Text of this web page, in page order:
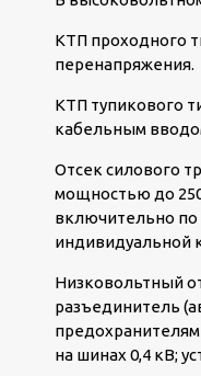
КТП проходного
перенапряжения.
КТП тупикового
кабельным
Отсек силового
мощностью до
включительно по
индивидуальной
Низковольтный
разъединитель
на шинах 0,4 кВ;